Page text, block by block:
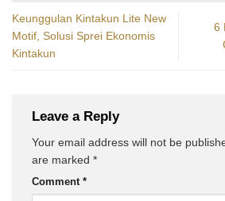
Keunggulan Kintakun Lite New
Motif, Solusi Sprei Ekonomis
Kintakun
6
Leave a Reply
Your email address will not be
are marked *
Comment *